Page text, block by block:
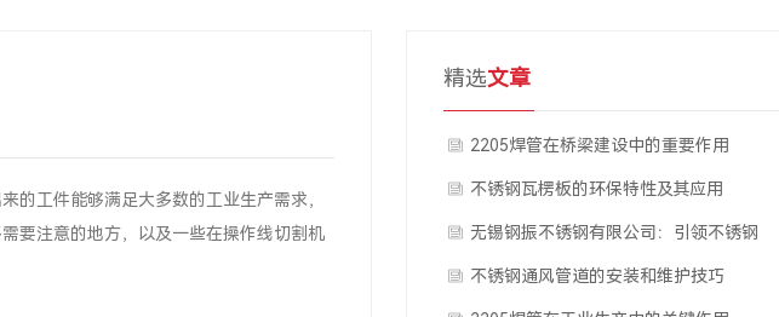
的工件能够满足大多数的工业生产需求，
要注意的地方，以及一些在操作线切割机
精选文章
2205焊管在桥梁建设中的重要作用
不锈钢瓦楞板的环保特性及其应用
无锡钢振不锈钢有限公司：引领不锈钢
行业新潮流
不锈钢通风管道的安装和维护技巧